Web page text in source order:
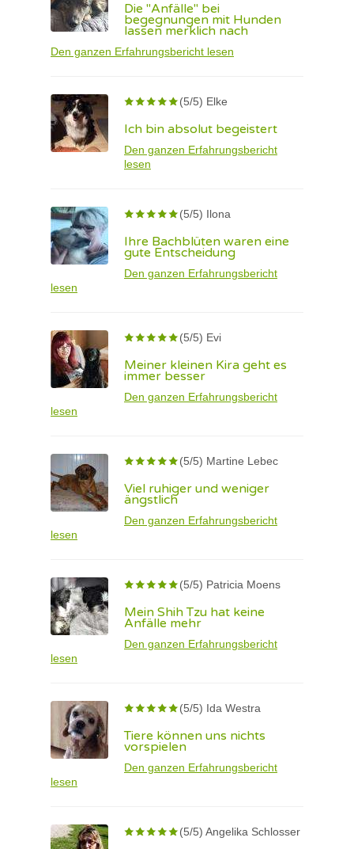
Die "Anfälle" bei
begegnungen mit Hunden
lassen merklich nach
Den ganzen Erfahrungsbericht lesen
(5/5) Elke
Ich bin absolut begeistert
Den ganzen Erfahrungsbericht
lesen
(5/5) Ilona
Ihre Bachblüten waren eine
gute Entscheidung
Den ganzen Erfahrungsbericht
lesen
(5/5) Evi
Meiner kleinen Kira geht es
immer besser
Den ganzen Erfahrungsbericht
lesen
(5/5) Martine Lebec
Viel ruhiger und weniger
ängstlich
Den ganzen Erfahrungsbericht
lesen
(5/5) Patricia Moens
Mein Shih Tzu hat keine
Anfälle mehr
Den ganzen Erfahrungsbericht
lesen
(5/5) Ida Westra
Tiere können uns nichts
vorspielen
Den ganzen Erfahrungsbericht
lesen
(5/5) Angelika Schlosser